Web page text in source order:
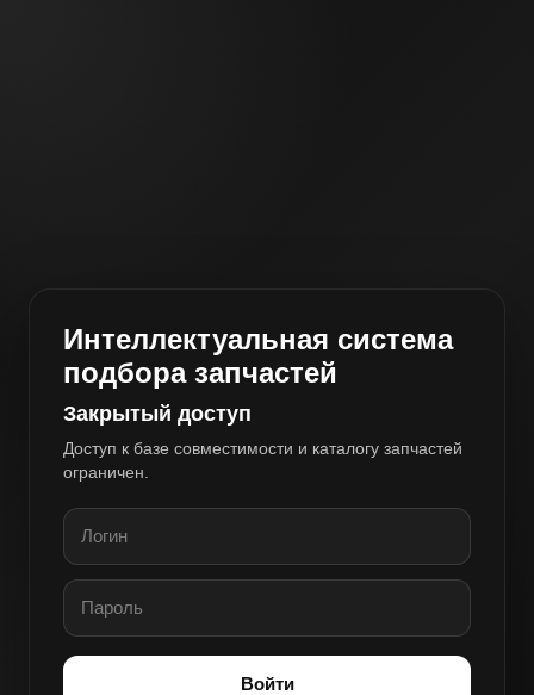
Интеллектуальная система
подбора запчастей
Закрытый доступ
Доступ к базе совместимости и каталогу запчастей
ограничен.
Войти